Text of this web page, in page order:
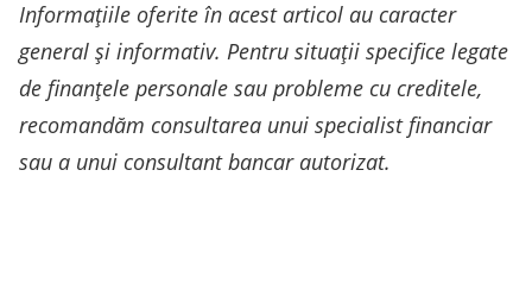
Informațiile oferite în acest articol au caracter
general și informativ. Pentru situații specifice legate
de finanțele personale sau probleme cu creditele,
recomandăm consultarea unui specialist financiar
sau a unui consultant bancar autorizat.